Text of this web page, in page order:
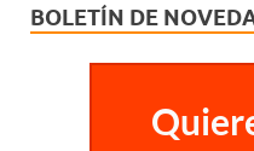
BOLETÍN DE